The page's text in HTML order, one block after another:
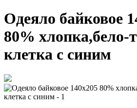
Одеяло байковое
80% хлопка,бело-
клетка с синим